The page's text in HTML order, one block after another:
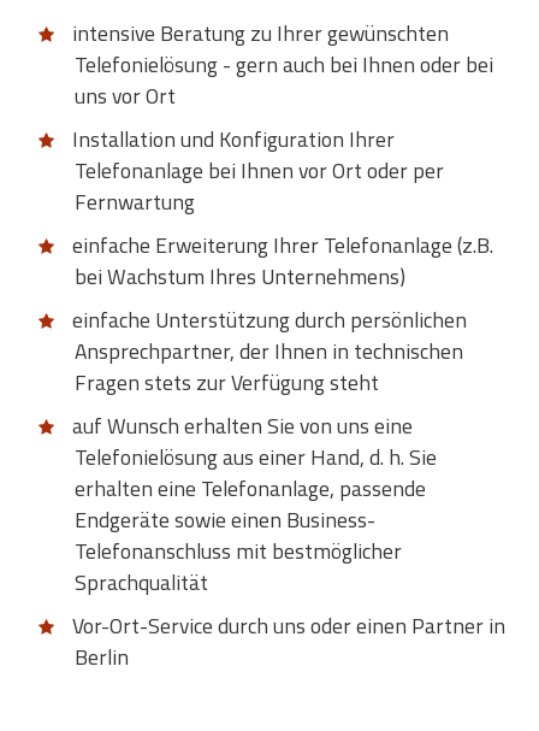
intensive Beratung zu Ihrer gewünschten
Telefonielösung - gern auch bei Ihnen oder bei
uns vor Ort
Installation und Konfiguration Ihrer
Telefonanlage bei Ihnen vor Ort oder per
Fernwartung
einfache Erweiterung Ihrer Telefonanlage (z.B.
bei Wachstum Ihres Unternehmens)
einfache Unterstützung durch persönlichen
Ansprechpartner, der Ihnen in technischen
Fragen stets zur Verfügung steht
auf Wunsch erhalten Sie von uns eine
Telefonielösung aus einer Hand, d. h. Sie
erhalten eine Telefonanlage, passende
Endgeräte sowie einen Business-
Telefonanschluss mit bestmöglicher
Sprachqualität
Vor-Ort-Service durch uns oder einen Partner in
Berlin